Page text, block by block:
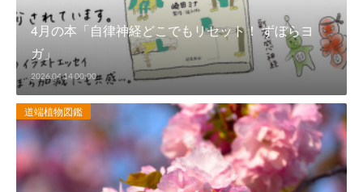
4月の本「自律神経どこでもリセット！ ずぼらヨ
ガ」
2026.04.14 00:00
道端植物図鑑